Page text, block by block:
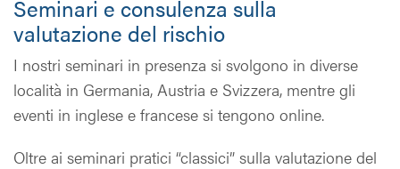
Seminari e consulenza sulla
valutazione del rischio
I nostri seminari in presenza si svolgono in diverse
località in Germania, Austria e Svizzera, mentre gli
eventi in inglese e francese si tengono online.
Oltre ai seminari pratici “classici” sulla valutazione del